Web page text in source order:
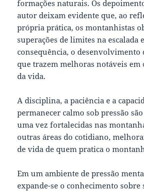
formações naturais. Os
autor deixam evidente que, ao
própria prática, os montanhistas
superações de limites na escalada
consequência, o desenvolvimento
que trazem melhoras notáveis em
da vida.
A disciplina, a paciência e a
permanecer calmo sob pressão
uma vez fortalecidas nas
outras áreas do cotidiano,
de vida de quem pratica o
Em um ambiente de pressão
expande-se o conhecimento sobre